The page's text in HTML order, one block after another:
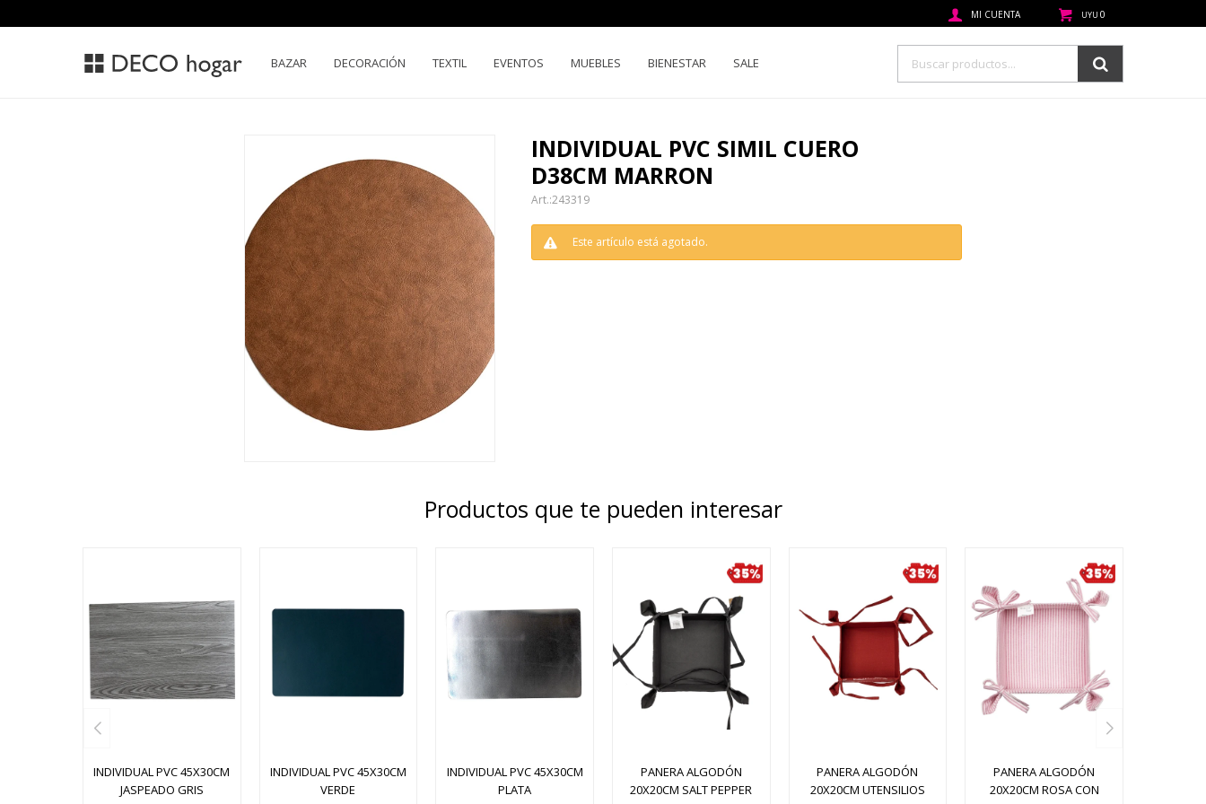
BAZAR DECORACIÓN TEXTIL EVENTOS MUEBLES BIENESTAR SALE
UYU 0
INDIVIDUAL PVC SIMIL CUERO
D38CM MARRON
243319
Este artículo está agotado.
Productos que te pueden interesar
INDIVIDUAL PVC 45X30CM
JASPEADO GRIS
INDIVIDUAL PVC 45X30CM
VERDE
INDIVIDUAL PVC 45X30CM
PLATA
PANERA ALGODÓN
20X20CM SALT PEPPER
PANERA ALGODÓN
20X20CM UTENSILIOS
PANERA ALGODÓN
20X20CM ROSA CON